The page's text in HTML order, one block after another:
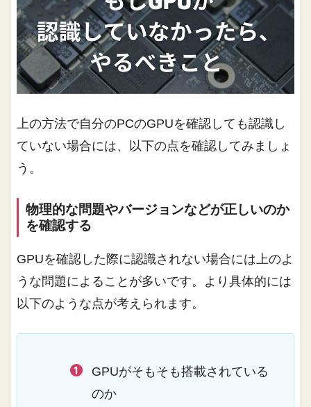
上の方法で自分のPCのGPUを確認しても認識し
ていない場合には、以下の点を確認してみましょ
う。
物理的な問題やバージョンなどが正しいのか
を確認する
GPUを確認した際に認識されない場合には上のよ
うな問題によることが多いです。より具体的には
以下のような点が考えられます。
GPUがそもそも搭載されている
のか